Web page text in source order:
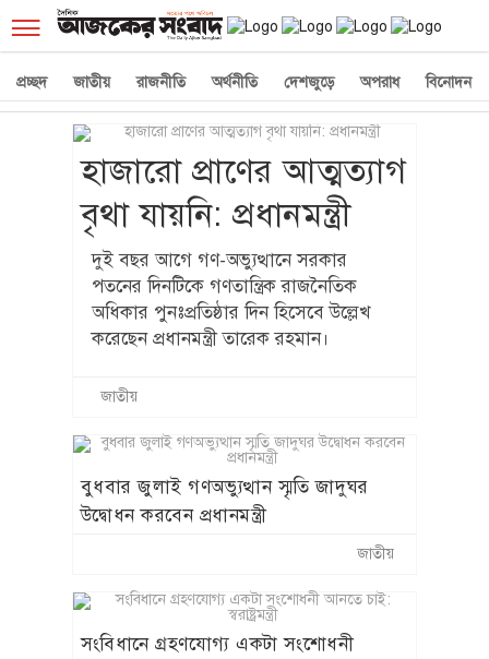
☰
প্রচ্ছদ জাতীয় রাজনীতি অর্থনীতি দেশজুড়ে অপরাধ বিনোদন
হাজারো প্রাণের আত্মত্যাগ
বৃথা যায়নি: প্রধানমন্ত্রী
দুই বছর আগে গণ-অভ্যুত্থানে সরকার
পতনের দিনটিকে গণতান্ত্রিক রাজনৈতিক
অধিকার পুনঃপ্রতিষ্ঠার দিন হিসেবে উল্লেখ
করেছেন প্রধানমন্ত্রী তারেক রহমান।
জাতীয়
বুধবার জুলাই গণঅভ্যুত্থান স্মৃতি জাদুঘর
উদ্বোধন করবেন প্রধানমন্ত্রী
জাতীয়
সংবিধানে গ্রহণযোগ্য একটা সংশোধনী